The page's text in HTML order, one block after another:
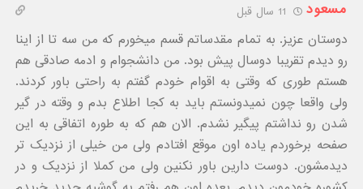
مسعود
دوستان عزیز. به تمام مقدساتم قسم میخورم که من سه تا از اینا
رو دیدم تقریبا دوسال پیش بود. من دانشجوام و ادمه صادقی هم
هستم طوری که وقتی به اقوام خودم گفتم به راحتی باور کردند.
ولی واقعا چون نمیدونستم باید به کجا اطلاع بدم و وقته در گیر
شدن رو نداشتم پیگیر نشدم. الان هم که به طوره اتفاقی به این
صفحه برخوردم یاده اون موقع افتادم ولی من خیلی از نزدیک تر
دیدمشون. دوست دارین باور نکنین ولی من کملا از نزدیک و در